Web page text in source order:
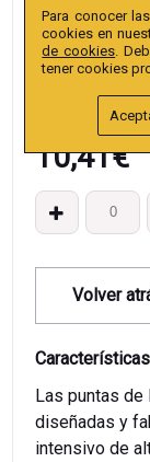
EAN13:
10,41€
Volver
Características
Las puntas de
diseñadas y
intensivo de
Para conocer
cookies en
de cookies .
tener cookies